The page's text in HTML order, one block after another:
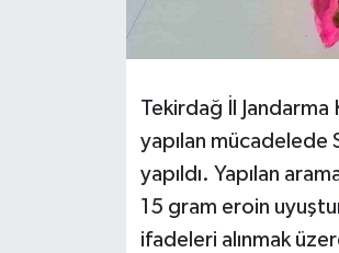
Tekirdağ İl Jandarma
yapılan
yapıldı. Yapılan
15 gram eroin
ifadeleri alınmak